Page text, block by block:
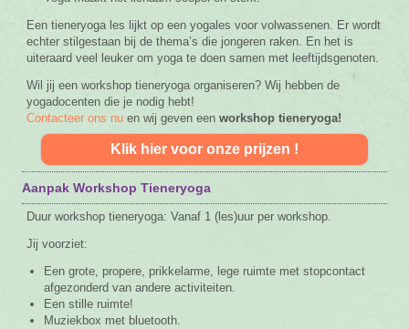
Een tieneryoga les lijkt op een yogales voor volwassenen. Er wordt
echter stilgestaan bij de thema’s die jongeren raken. En het is
uiteraard veel leuker om yoga te doen samen met leeftijdsgenoten.
Wil jij een workshop tieneryoga organiseren? Wij hebben de
yogadocenten die je nodig hebt!
Contacteer ons nu en wij geven een workshop tieneryoga!
Klik hier voor onze prijzen !
Aanpak Workshop Tieneryoga
Duur workshop tieneryoga: Vanaf 1 (les)uur per workshop.
Jij voorziet:
Een grote, propere, prikkelarme, lege ruimte met stopcontact
afgezonderd van andere activiteiten.
Een stille ruimte!
Muziekbox met bluetooth.